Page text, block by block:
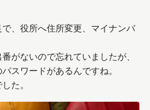
、役所へ住所変更、マイナンバ
がないので忘れていましたが、
スワードがあるんですね。
た。